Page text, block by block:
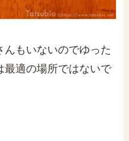
もいないのでゆった
最適の場所ではないで